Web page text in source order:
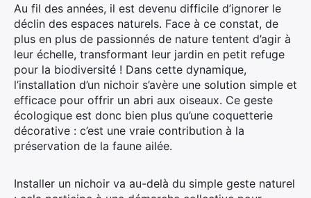
Au fil des années, il est devenu difficile d’ignorer le
déclin des espaces naturels. Face à ce constat, de
plus en plus de passionnés de nature tentent d’agir à
leur échelle, transformant leur jardin en petit refuge
pour la biodiversité ! Dans cette dynamique,
l’installation d’un nichoir s’avère une solution simple et
efficace pour offrir un abri aux oiseaux. Ce geste
écologique est donc bien plus qu’une coquetterie
décorative : c’est une vraie contribution à la
préservation de la faune ailée.
Installer un nichoir va au-delà du simple geste naturel